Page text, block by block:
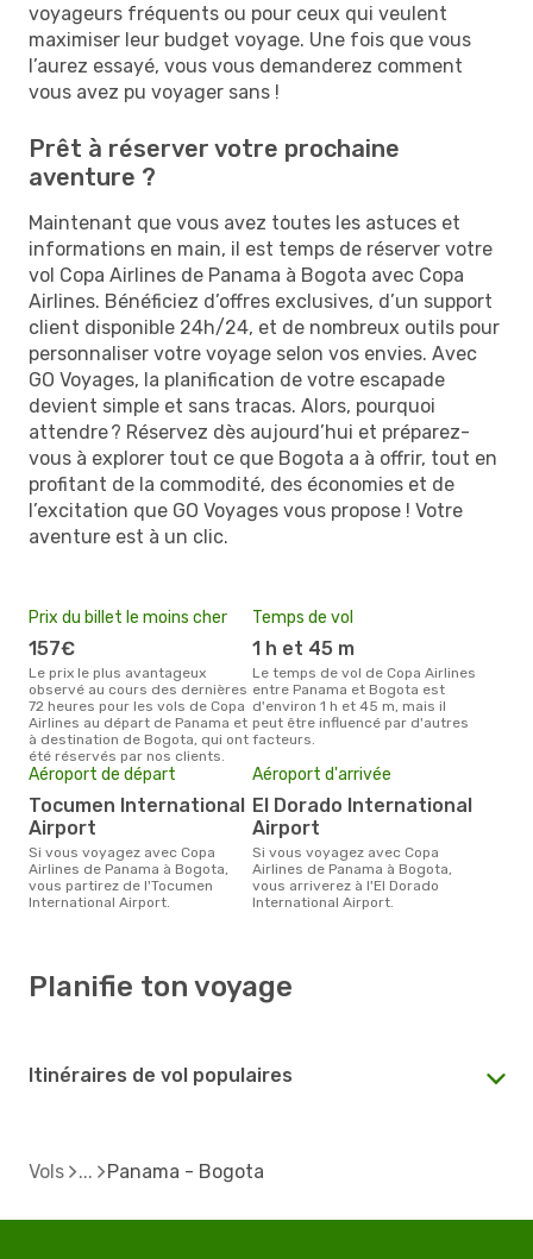
voyageurs fréquents ou pour ceux qui veulent
maximiser leur budget voyage. Une fois que vous
l’aurez essayé, vous vous demanderez comment
vous avez pu voyager sans !
Prêt à réserver votre prochaine
aventure ?
Maintenant que vous avez toutes les astuces et
informations en main, il est temps de réserver votre
vol Copa Airlines de Panama à Bogota avec Copa
Airlines. Bénéficiez d’offres exclusives, d’un support
client disponible 24h/24, et de nombreux outils pour
personnaliser votre voyage selon vos envies. Avec
GO Voyages, la planification de votre escapade
devient simple et sans tracas. Alors, pourquoi
attendre ? Réservez dès aujourd’hui et préparez-
vous à explorer tout ce que Bogota a à offrir, tout en
profitant de la commodité, des économies et de
l’excitation que GO Voyages vous propose ! Votre
aventure est à un clic.
Prix du billet le moins cher
157€
Le prix le plus avantageux
observé au cours des dernières
72 heures pour les vols de Copa
Airlines au départ de Panama et
à destination de Bogota, qui ont
été réservés par nos clients.
Temps de vol
1 h et 45 m
Le temps de vol de Copa Airlines
entre Panama et Bogota est
d'environ 1 h et 45 m, mais il
peut être influencé par d'autres
facteurs.
Aéroport de départ
Tocumen International
Airport
Si vous voyagez avec Copa
Airlines de Panama à Bogota,
vous partirez de l'Tocumen
International Airport.
Aéroport d'arrivée
El Dorado International
Airport
Si vous voyagez avec Copa
Airlines de Panama à Bogota,
vous arriverez à l'El Dorado
International Airport.
Planifie ton voyage
Itinéraires de vol populaires
Vols Panama - Bogota